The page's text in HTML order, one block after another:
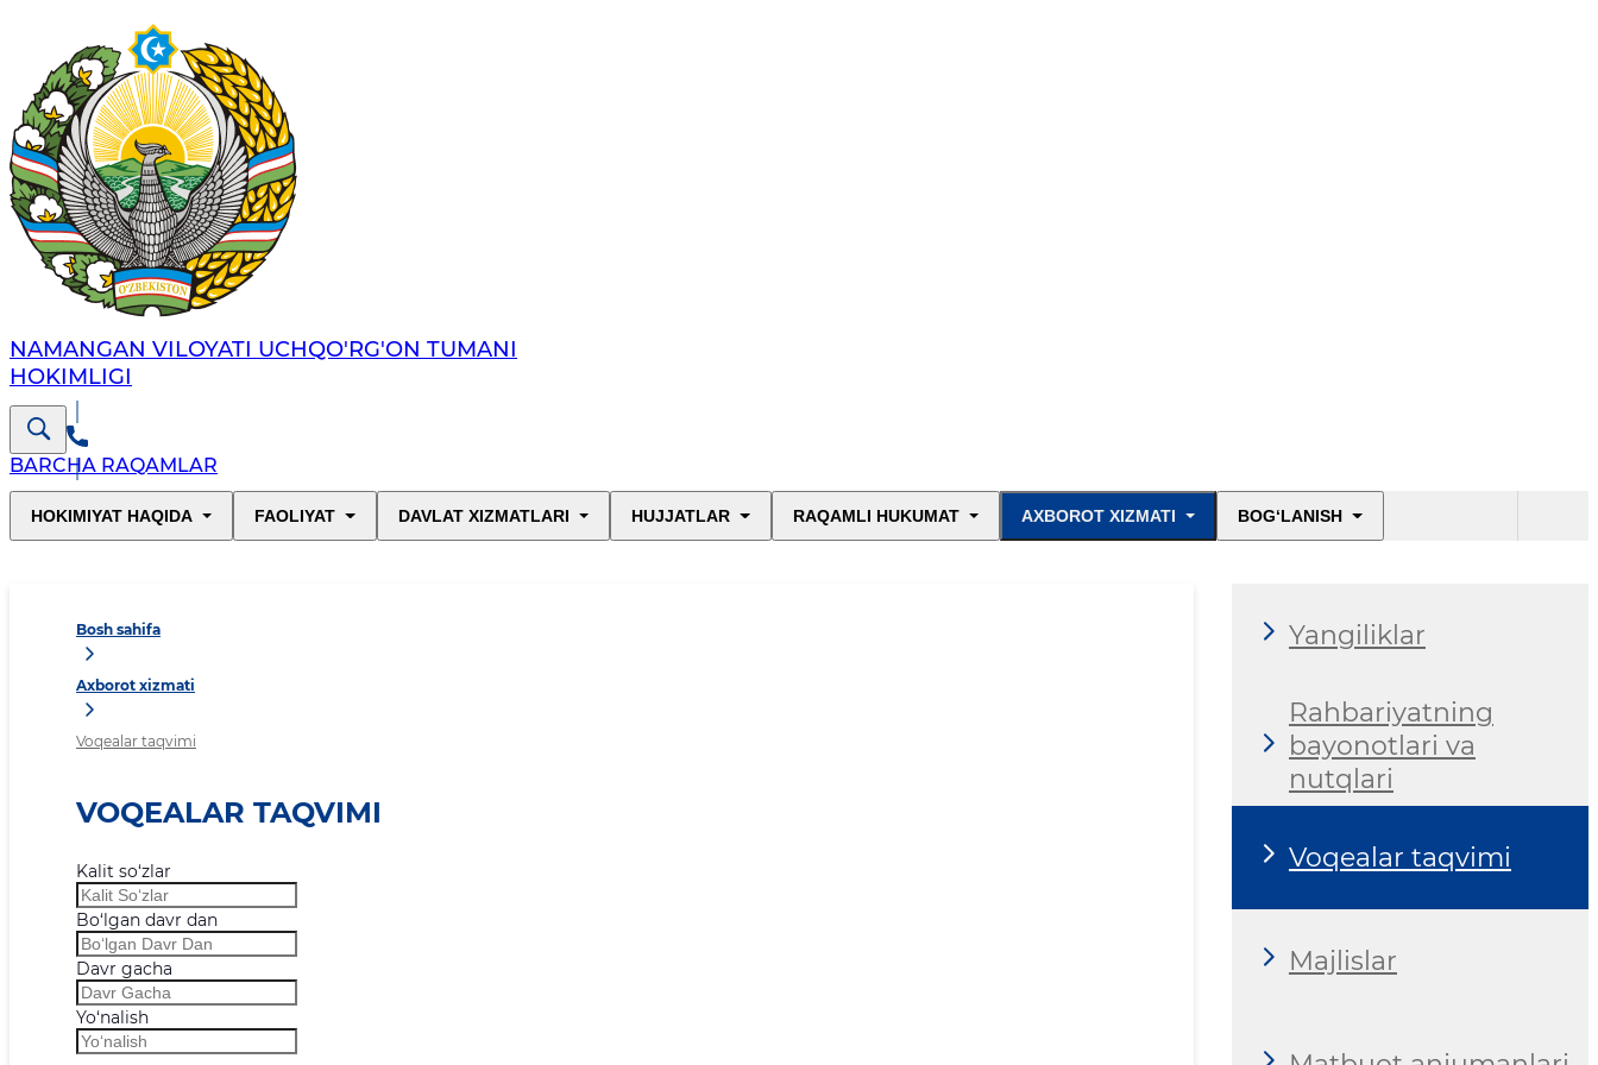
NAMANGAN VILOYATI UCHQO'RG'ON TUMANI
HOKIMLIGI
BARCHA RAQAMLAR
HOKIMIYAT HAQIDA FAOLIYAT DAVLAT XIZMATLARI HUJJATLAR RAQAMLI HUKUMAT AXBOROT XIZMATI BOG‘LANISH
Bosh sahifa
Axborot xizmati
Voqealar taqvimi
VOQEALAR TAQVIMI
Kalit so‘zlar
Bo‘lgan davr dan
Davr gacha
Yo‘nalish
Yangiliklar
Rahbariyatning
bayonotlari va
nutqlari
Voqealar taqvimi
Majlislar